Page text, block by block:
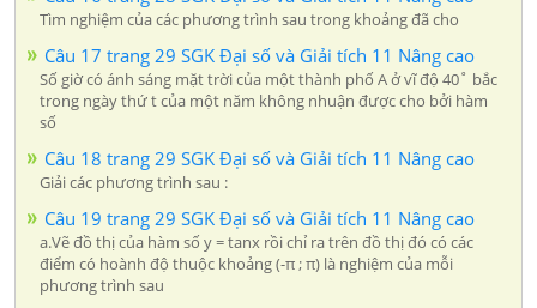
Tìm nghiệm của các phương trình sau trong khoảng đã cho
Câu 17 trang 29 SGK Đại số và Giải tích 11 Nâng cao
Số giờ có ánh sáng mặt trời của một thành phố A ở vĩ độ 40˚ bắc
trong ngày thứ t của một năm không nhuận được cho bởi hàm
số
Câu 18 trang 29 SGK Đại số và Giải tích 11 Nâng cao
Giải các phương trình sau :
Câu 19 trang 29 SGK Đại số và Giải tích 11 Nâng cao
a.Vẽ đồ thị của hàm số y = tanx rồi chỉ ra trên đồ thị đó có các
điểm có hoành độ thuộc khoảng (-π ; π) là nghiệm của mỗi
phương trình sau